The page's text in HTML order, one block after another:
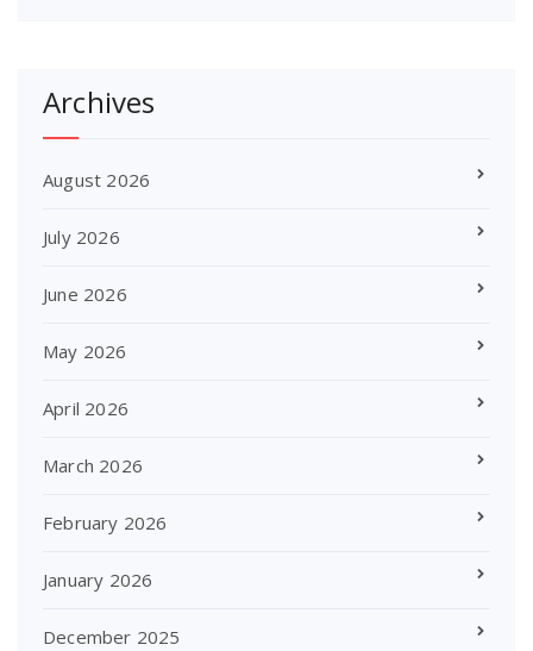
Archives
August 2026
July 2026
June 2026
May 2026
April 2026
March 2026
February 2026
January 2026
December 2025